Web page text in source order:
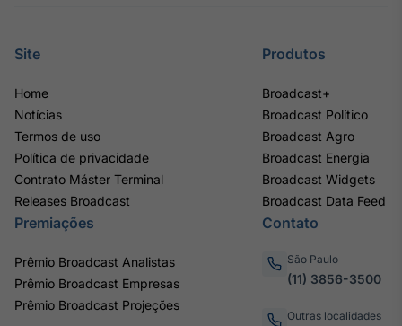
Site
Home
Notícias
Termos de uso
Política de privacidade
Contrato Máster Terminal
Releases Broadcast
Produtos
Broadcast+
Broadcast Político
Broadcast Agro
Broadcast Energia
Broadcast Widgets
Broadcast Data Feed
Premiações
Prêmio Broadcast Analistas
Prêmio Broadcast Empresas
Prêmio Broadcast Projeções
Contato
São Paulo
(11) 3856-3500
Outras localidades